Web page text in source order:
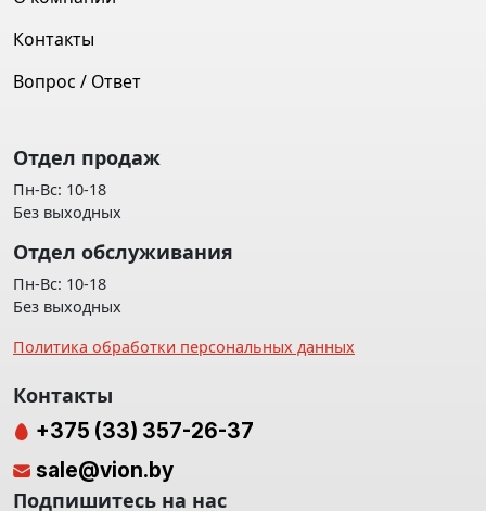
Контакты
Вопрос / Ответ
Отдел продаж
Пн-Вс: 10-18
Без выходных
Отдел обслуживания
Пн-Вс: 10-18
Без выходных
Политика обработки персональных данных
Контакты
+375 (33) 357-26-37
sale@vion.by
Подпишитесь на нас